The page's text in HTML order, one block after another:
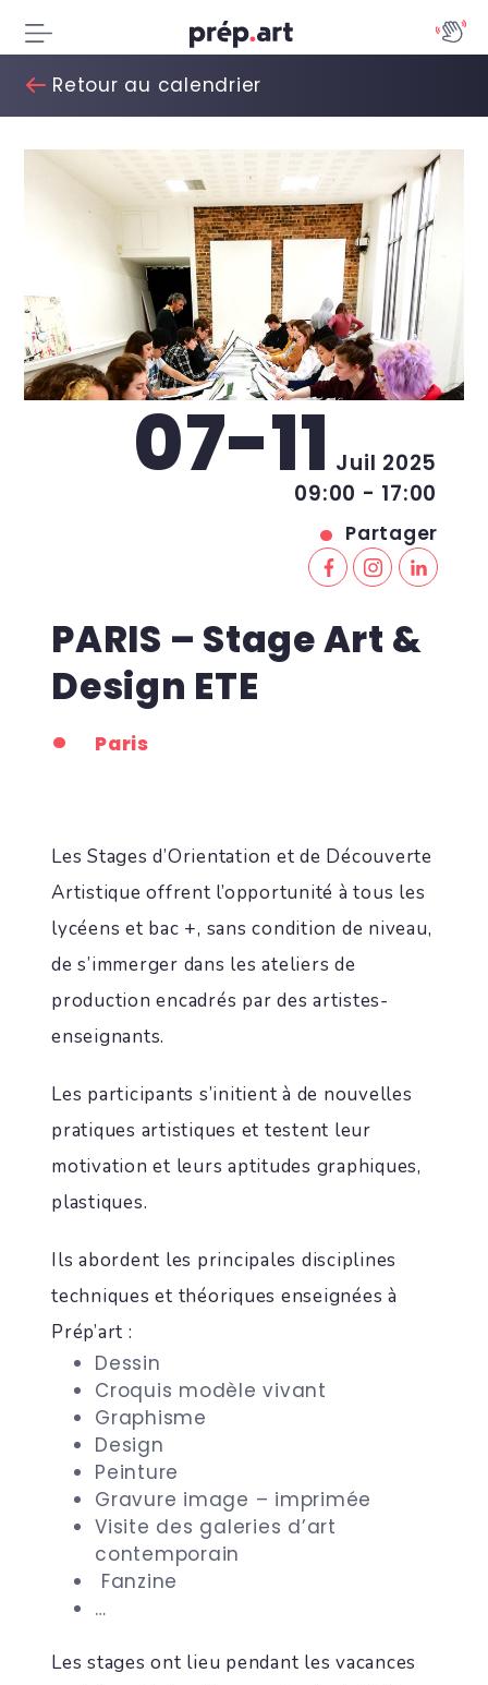
Retour au calendrier
07-11 Juil 2025
09:00 - 17:00
Partager
PARIS – Stage Art &
Design ETE
Paris
Les Stages d’Orientation et de Découverte
Artistique offrent l’opportunité à tous les
lycéens et bac +, sans condition de niveau,
de s’immerger dans les ateliers de
production encadrés par des artistes-
enseignants.
Les participants s’initient à de nouvelles
pratiques artistiques et testent leur
motivation et leurs aptitudes graphiques,
plastiques.
Ils abordent les principales disciplines
techniques et théoriques enseignées à
Prép’art :
Dessin
Croquis modèle vivant
Graphisme
Design
Peinture
Gravure image – imprimée
Visite des galeries d’art
contemporain
Fanzine
…
Les stages ont lieu pendant les vacances